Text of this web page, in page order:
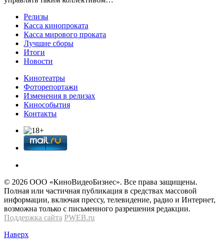
Релизы
Касса кинопроката
Касса мирового проката
Лучшие сборы
Итоги
Новости
Кинотеатры
Фоторепортажи
Изменения в релизах
Кинособытия
Контакты
© 2026 OOО «КиноВидеоБизнес». Все права защищены.
Полная или частичная публикация в средствах массовой
информации, включая прессу, телевидение, радио и Интернет,
возможна только с письменного разрешения редакции.
Поддержка сайта PWEB.ru
Наверх